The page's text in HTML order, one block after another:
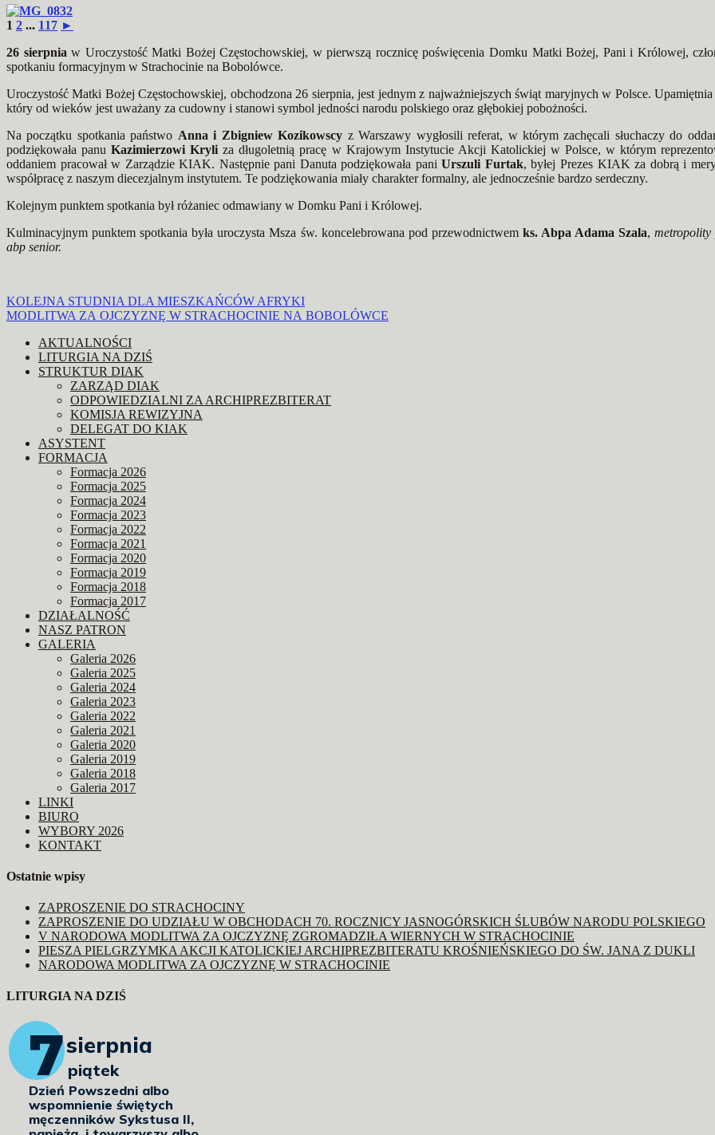
1 2 ... 117 ►
26 sierpniaw Uroczystość Matki Bożej Częstochowskiej, w pierwszą rocznicę poświęcenia Domku Matki Bożej, Pani i Królowej,
spotkaniu formacyjnym w Strachocinie na Bobolówce.
Uroczystość Matki Bożej Częstochowskiej, obchodzona 26 sierpnia, jest jednym z najważniejszych świąt maryjnych w Polsce.
który od wieków jest uważany za cudowny i stanowi symbol jedności narodu polskiego oraz głębokiej pobożności.
Na początku spotkania państwo Anna i Zbigniew Kozikowscy z Warszawy wygłosili referat, w którym zachęcali słuchaczy do
podziękowała panuKazimierzowi Kryli za długoletnią pracę w Krajowym Instytucie Akcji Katolickiej w Polsce, w którym
oddaniem pracował w Zarządzie KIAK. Następnie pani Danuta podziękowała paniUrszuli Furtak, byłej Prezes KIAK za dobrą i
współpracę z naszym diecezjalnym instytutem. Te podziękowania miały charakter formalny, ale jednocześnie bardzo serdeczny.
Kolejnym punktem spotkania był różaniec odmawiany w Domku Pani i Królowej.
Kulminacyjnym punktem spotkania była uroczysta Msza św. koncelebrowana pod przewodnictwem ks. Abpa Adama Szala,metropolity
abp senior.
Nawigacja
wpisu
KOLEJNA STUDNIA DLA MIESZKAŃCÓW AFRYKI
MODLITWA ZA OJCZYZNĘ W STRACHOCINIE NA BOBOLÓWCE
AKTUALNOŚCI
LITURGIA NA DZIŚ
STRUKTUR DIAK
ZARZĄD DIAK
ODPOWIEDZIALNI ZA ARCHIPREZBITERAT
KOMISJA REWIZYJNA
DELEGAT DO KIAK
ASYSTENT
FORMACJA
Formacja 2026
Formacja 2025
Formacja 2024
Formacja 2023
Formacja 2022
Formacja 2021
Formacja 2020
Formacja 2019
Formacja 2018
Formacja 2017
DZIAŁALNOŚĆ
NASZ PATRON
GALERIA
Galeria 2026
Galeria 2025
Galeria 2024
Galeria 2023
Galeria 2022
Galeria 2021
Galeria 2020
Galeria 2019
Galeria 2018
Galeria 2017
LINKI
BIURO
WYBORY 2026
KONTAKT
Ostatnie wpisy
ZAPROSZENIE DO STRACHOCINY
ZAPROSZENIE DO UDZIAŁU W OBCHODACH 70. ROCZNICY JASNOGÓRSKICH ŚLUBÓW NARODU POLSKIEGO
V NARODOWA MODLITWA ZA OJCZYZNĘ ZGROMADZIŁA WIERNYCH W STRACHOCINIE
PIESZA PIELGRZYMKA AKCJI KATOLICKIEJ ARCHIPREZBITERATU KROŚNIEŃSKIEGO DO ŚW. JANA Z DUKLI
NARODOWA MODLITWA ZA OJCZYZNĘ W STRACHOCINIE
LITURGIA NA DZIŚ